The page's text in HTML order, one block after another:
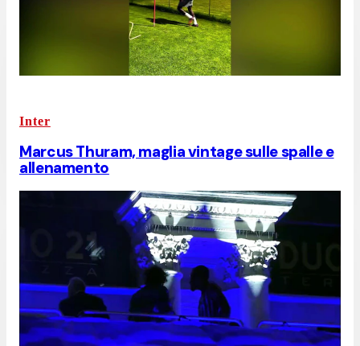
Inter
Marcus Thuram, maglia vintage sulle spalle e
allenamento